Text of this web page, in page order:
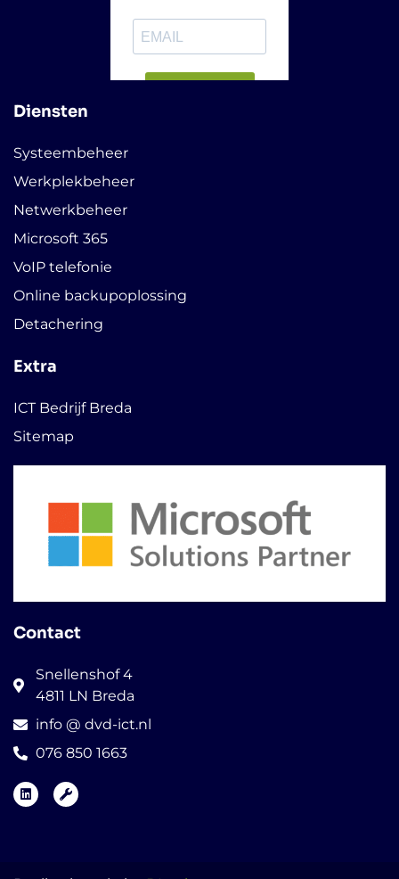
Diensten
Systeembeheer
Werkplekbeheer
Netwerkbeheer
Microsoft 365
VoIP telefonie
Online backupoplossing
Detachering
Extra
ICT Bedrijf Breda
Sitemap
Contact
Snellenshof 4
4811 LN Breda
info @ dvd-ict.nl
076 850 1663